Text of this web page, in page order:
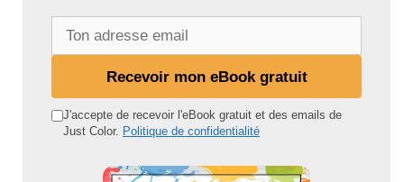
d
Recevoir mon eBook gratuit
J'accepte de recevoir l'eBook gratuit et des emails de
Just Color. Politique de confidentialité